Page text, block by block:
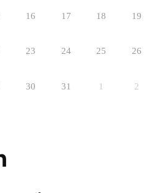
16 17 18 19
23 24 25 26
30 31 1 2